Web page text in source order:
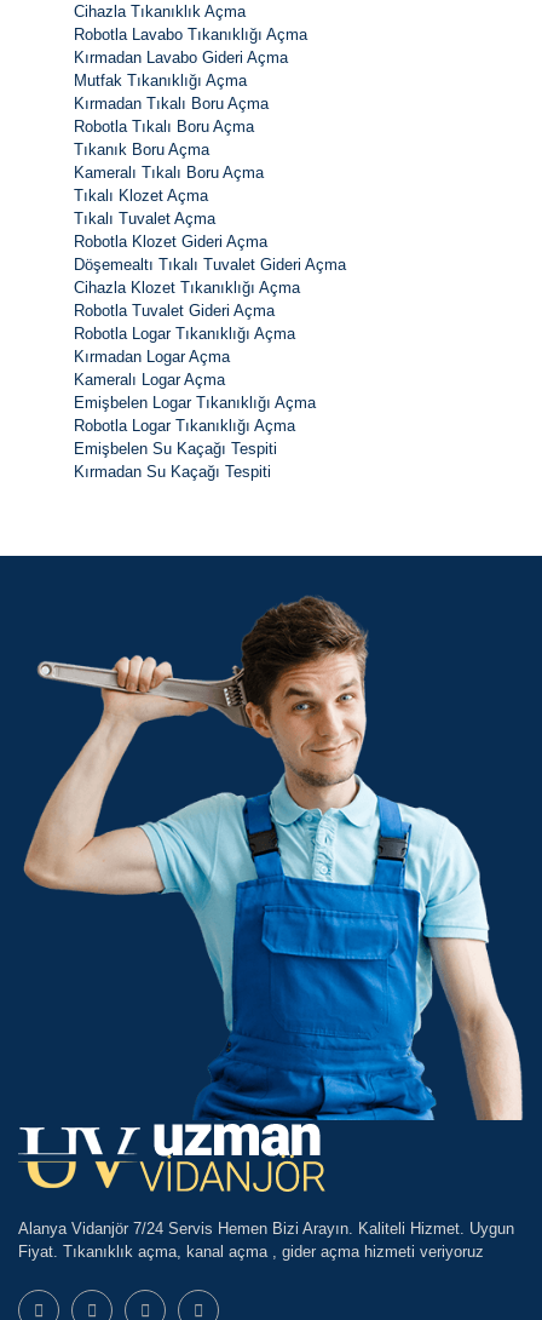
Cihazla Tıkanıklık Açma
Robotla Lavabo Tıkanıklığı Açma
Kırmadan Lavabo Gideri Açma
Mutfak Tıkanıklığı Açma
Kırmadan Tıkalı Boru Açma
Robotla Tıkalı Boru Açma
Tıkanık Boru Açma
Kameralı Tıkalı Boru Açma
Tıkalı Klozet Açma
Tıkalı Tuvalet Açma
Robotla Klozet Gideri Açma
Döşemealtı Tıkalı Tuvalet Gideri Açma
Cihazla Klozet Tıkanıklığı Açma
Robotla Tuvalet Gideri Açma
Robotla Logar Tıkanıklığı Açma
Kırmadan Logar Açma
Kameralı Logar Açma
Emişbelen Logar Tıkanıklığı Açma
Robotla Logar Tıkanıklığı Açma
Emişbelen Su Kaçağı Tespiti
Kırmadan Su Kaçağı Tespiti
Alanya Vidanjör 7/24 Servis Hemen Bizi Arayın. Kaliteli Hizmet. Uygun
Fiyat. Tıkanıklık açma, kanal açma , gider açma hizmeti veriyoruz